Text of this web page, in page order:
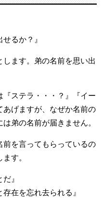
るか？』
ます。弟の名前を思い出
『ステラ・・・？』『イー
げますが、なぜか名前の
弟の名前が届きません。
前を言ってもらっているの
す。
』
在を忘れ去られる』